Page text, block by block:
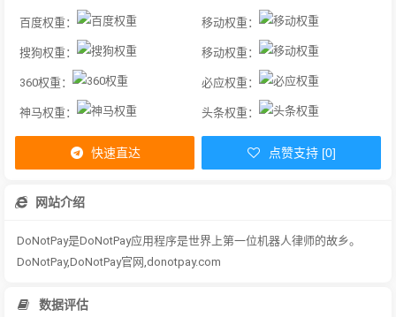
百度权重： 移动权重：
搜狗权重： 移动权重：
360权重： 必应权重：
神马权重： 头条权重：
快速直达 点赞支持 [0]
网站介绍
DoNotPay是DoNotPay应用程序是世界上第一位机器人律师的故乡。
DoNotPay,DoNotPay官网,donotpay.com
数据评估